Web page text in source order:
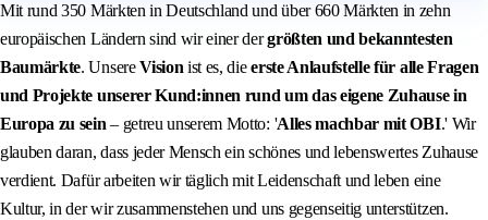
Mit rund350 Märkten in Deutschland und über 660 Märkten in zehn
europäischen Ländern sind wir einer dergrößten und bekanntesten
Baumärkte. UnsereVision ist es, dieerste Anlaufstelle für alle Fragen
und Projekte unserer Kund:innen rund um das eigene Zuhause in
Europa zu sein – getreu unserem Motto: 'Alles machbar mit OBI.' Wir
glauben daran, dass jeder Mensch ein schönes und lebenswertes Zuhause
verdient. Dafür arbeiten wir täglich mit Leidenschaft und leben eine
Kultur, in der wir zusammenstehen und uns gegenseitig unterstützen.